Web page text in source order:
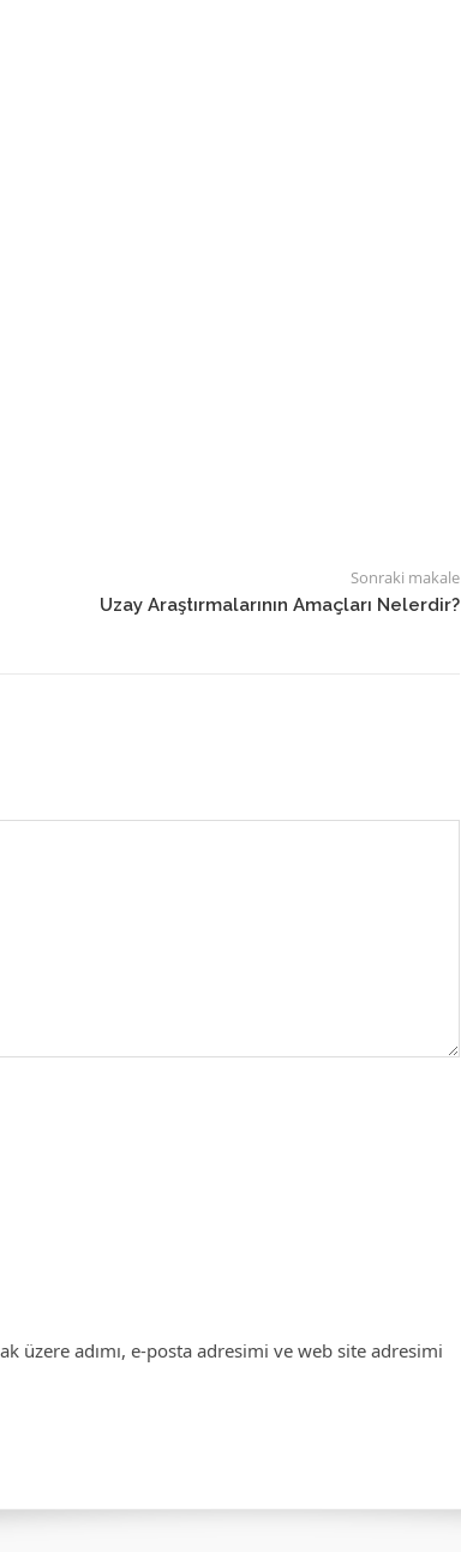
Sonraki makale
Uzay Araştırmalarının Amaçları Nelerdir?
üzere adımı, e-posta adresimi ve web site adresimi